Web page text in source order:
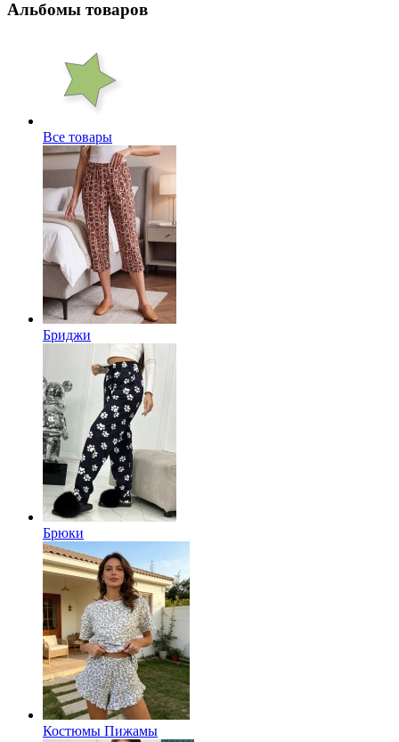
Альбомы товаров
Все товары
Бриджи
Брюки
Костюмы Пижамы